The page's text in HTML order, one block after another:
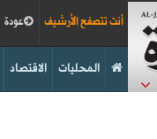
عودة أنت تتصفح الأرشيف
الاقتصاد المحليات